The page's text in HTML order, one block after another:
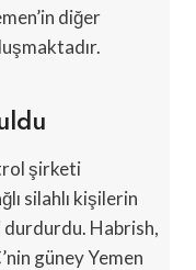
diğer
şirketi
silahlı kişilerin
Habrish,
güney Yemen